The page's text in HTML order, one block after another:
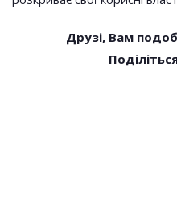
Друзі, Вам